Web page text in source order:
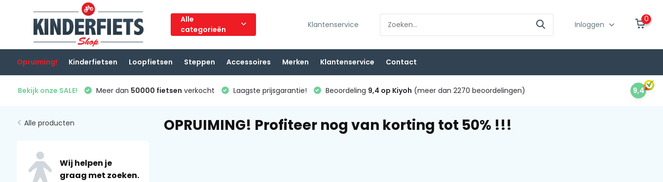
Alle
categorieën
Klantenservice Inloggen
0
Opruiming! Kinderfietsen Loopfietsen Steppen Accessoires Merken Klantenservice Contact
Bekijk onze SALE! Meer dan 50000 fietsen verkocht Laagste prijsgarantie! Beoordeling 9,4 op Kiyoh (meer dan 2270 beoordelingen) 9,4
Alle producten
Wij helpen je
graag met zoeken.
OPRUIMING! Profiteer nog van korting tot 50% !!!